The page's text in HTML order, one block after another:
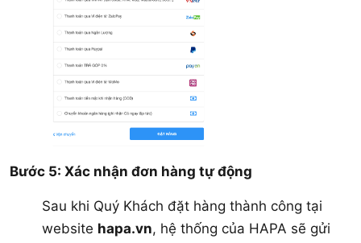
Bước 5: Xác nhận đơn hàng tự động
Sau khi Quý Khách đặt hàng thành công tại
website hapa.vn, hệ thống của HAPA sẽ gửi